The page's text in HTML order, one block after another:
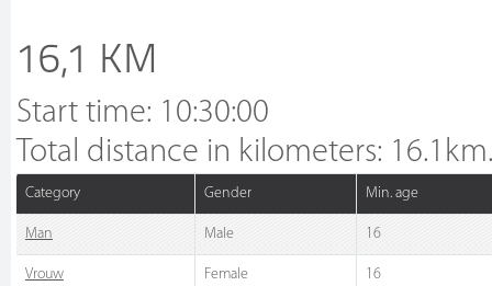
16,1 KM
Start time: 10:30:00
Total distance in kilometers: 16.1km.
Category Gender Min. age
Man Male 16
Vrouw Female 16